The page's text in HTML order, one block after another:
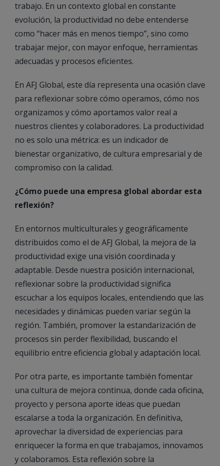
trabajo. En un contexto global en constante
evolución, la productividad no debe entenderse
como “hacer más en menos tiempo”, sino como
trabajar mejor, con mayor enfoque, herramientas
adecuadas y procesos eficientes.
En AFJ Global, este día representa una ocasión clave
para reflexionar sobre cómo operamos, cómo nos
organizamos y cómo aportamos valor real a
nuestros clientes y colaboradores. La productividad
no es solo una métrica: es un indicador de
bienestar organizativo, de cultura empresarial y de
compromiso con la calidad.
¿Cómo puede una empresa global abordar esta
reflexión?
En entornos multiculturales y geográficamente
distribuidos como el de AFJ Global, la mejora de la
productividad exige una visión coordinada y
adaptable. Desde nuestra posición internacional,
reflexionar sobre la productividad significa
escuchar a los equipos locales, entendiendo que las
necesidades y dinámicas pueden variar según la
región. También, promover la estandarización de
procesos sin perder flexibilidad, buscando el
equilibrio entre eficiencia global y adaptación local.
Por otra parte, es importante también fomentar
una cultura de mejora continua, donde cada oficina,
proyecto y persona aporte ideas que puedan
escalarse a toda la organización. En definitiva,
aprovechar la diversidad de experiencias para
enriquecer la forma en que trabajamos, innovamos
y colaboramos. Esta reflexión sobre la